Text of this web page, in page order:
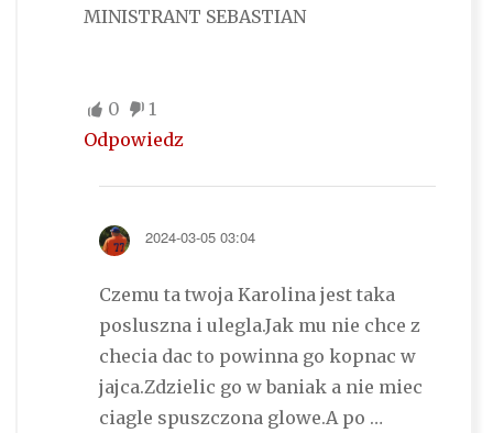
MINISTRANT SEBASTIAN
0
1
Odpowiedz
2024-03-05 03:04
Czemu ta twoja Karolina jest taka
posluszna i ulegla.Jak mu nie chce z
checia dac to powinna go kopnac w
jajca.Zdzielic go w baniak a nie miec
ciagle spuszczona glowe.A po …